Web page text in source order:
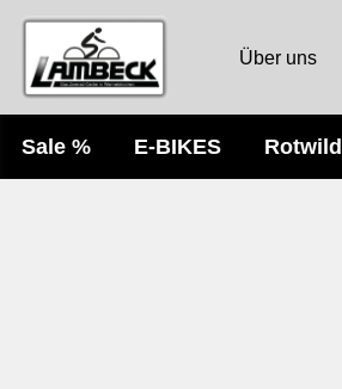
Über uns
Sale % E-BIKES Rotwild